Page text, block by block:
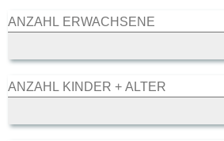
ANZAHL ERWACHSENE
ANZAHL KINDER + ALTER